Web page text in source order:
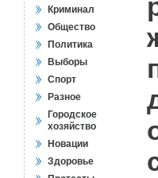
Криминал
Общество
Политика
Выборы
Спорт
Разное
Городское
хозяйство
Новации
Здоровье